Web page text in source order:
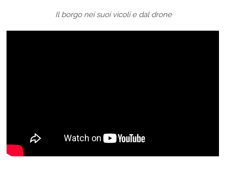
Il borgo nei suoi vicoli e dal drone